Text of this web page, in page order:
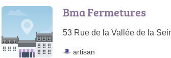
Bma Fermetures
53 Rue de la Vallée de la
artisan